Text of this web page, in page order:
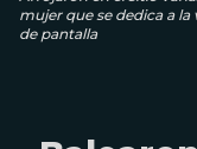
mujer que se dedica a
de pantalla